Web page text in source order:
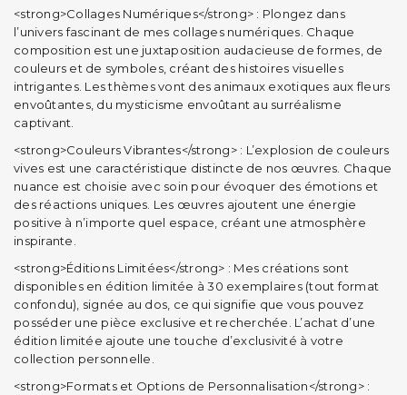
<strong>Collages Numériques</strong> : Plongez dans
l’univers fascinant de mes collages numériques. Chaque
composition est une juxtaposition audacieuse de formes, de
couleurs et de symboles, créant des histoires visuelles
intrigantes. Les thèmes vont des animaux exotiques aux fleurs
envoûtantes, du mysticisme envoûtant au surréalisme
captivant.
<strong>Couleurs Vibrantes</strong> : L’explosion de couleurs
vives est une caractéristique distincte de nos œuvres. Chaque
nuance est choisie avec soin pour évoquer des émotions et
des réactions uniques. Les œuvres ajoutent une énergie
positive à n’importe quel espace, créant une atmosphère
inspirante.
<strong>Éditions Limitées</strong> : Mes créations sont
disponibles en édition limitée à 30 exemplaires (tout format
confondu), signée au dos, ce qui signifie que vous pouvez
posséder une pièce exclusive et recherchée. L’achat d’une
édition limitée ajoute une touche d’exclusivité à votre
collection personnelle.
<strong>Formats et Options de Personnalisation</strong> :